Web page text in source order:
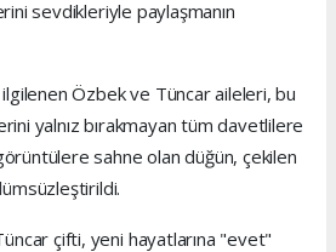
sevdikleriyle paylaşmanın
Özbek ve Tüncar aileleri, bu
yalnız bırakmayan tüm davetlilere
sahne olan düğün, çekilen
çifti, yeni hayatlarına "evet"